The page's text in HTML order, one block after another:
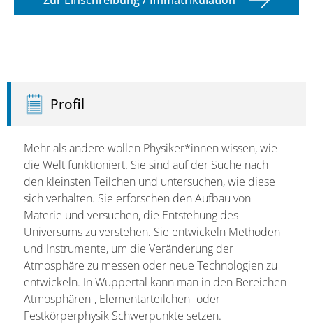
Profil
Mehr als andere wollen Physiker*innen wissen, wie
die Welt funktioniert. Sie sind auf der Suche nach
den kleinsten Teilchen und untersuchen, wie diese
sich verhalten. Sie erforschen den Aufbau von
Materie und versuchen, die Entstehung des
Universums zu verstehen. Sie entwickeln Methoden
und Instrumente, um die Veränderung der
Atmosphäre zu messen oder neue Technologien zu
entwickeln. In Wuppertal kann man in den Bereichen
Atmosphären-, Elementarteilchen- oder
Festkörperphysik Schwerpunkte setzen.